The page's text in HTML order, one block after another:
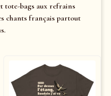
tote-bags aux refrains
chants français partout